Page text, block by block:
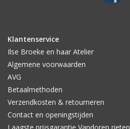
Klantenservice
Ilse Broeke en haar Atelier
Algemene voorwaarden
AVG
Betaalmethoden
Verzendkosten & retourneren
Contact en openingstijden
Laagste prijsgarantie Vandoren rieten.